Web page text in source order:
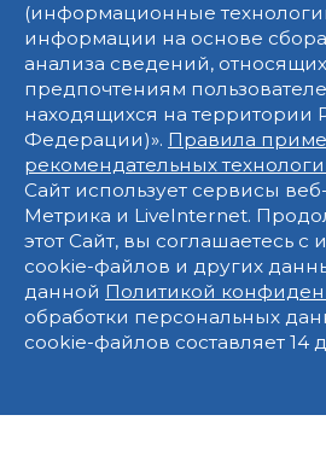
(информационные
информации на основе
анализа сведений,
предпочтениям
находящихся на территории
Федерации)». Правила
рекомендательных
Сайт использует сервисы
Метрика и LiveInternet.
этот Сайт, вы соглашаетесь с
cookie-файлов и других
данной Политикой
обработки персональных
cookie-файлов составляет 14